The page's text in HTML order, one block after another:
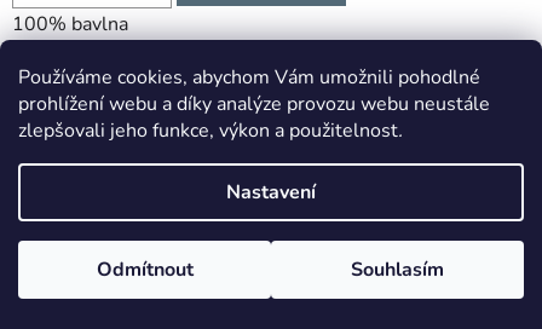
Používáme cookies, abychom Vám umožnili pohodlné
prohlížení webu a díky analýze provozu webu neustále
zlepšovali jeho funkce, výkon a použitelnost.
Nastavení
Odmítnout Souhlasím
100% bavlna
Kód:4351